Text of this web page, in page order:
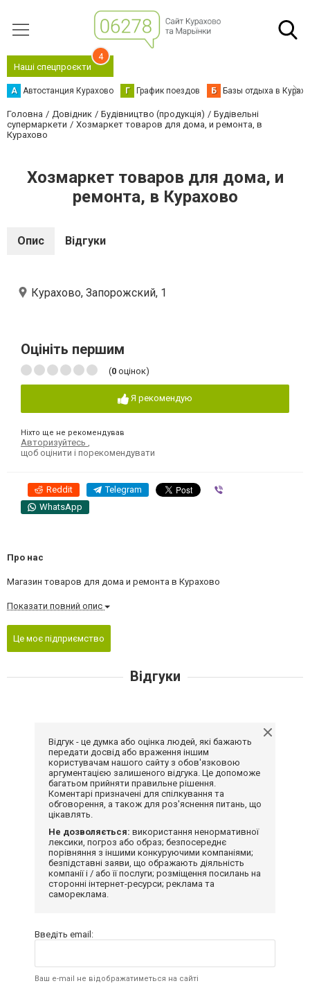
Наші спецпроєкти
4
А Автостанция Курахово Г График поездов Б Базы отдыха в
Головна Довідник Будівництво (продукція)
Будівельні
супермаркети
Хозмаркет товаров для дома, и ремонта, в
Курахово
Хозмаркет товаров для дома, и
ремонта, в Курахово
Опис Відгуки
Курахово, Запорожский, 1
Оцініть першим
(0 оцінок)
Я рекомендую
Ніхто ще не рекомендував
Авторизуйтесь
щоб оцінити і порекомендувати
Reddit Telegram
WhatsApp
Про нас
Магазин товаров для дома и ремонта в Курахово
Показати повний опис
Це моє підприємство
Відгуки
Відгук - це думка або оцінка людей, які бажають
передати досвід або враження іншим
користувачам нашого сайту з обов'язковою
аргументацією залишеного відгука. Це допоможе
багатьом прийняти правильне рішення.
Коментарі призначені для спілкування та
обговорення, а також для роз'яснення питань, що
цікавлять.
Не дозволяється: використання ненормативної
лексики, погроз або образ; безпосереднє
порівняння з іншими конкуруючими компаніями;
безпідставні заяви, що ображають діяльність
компанії і / або її послуги; розміщення посилань на
сторонні інтернет-ресурси; реклама та
самореклама.
Введіть email:
Ваш e-mail не відображатиметься на сайті